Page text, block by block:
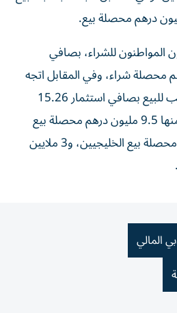
المواطنون للشراء، بصافي
مليون درهم محصلة شراء، وفي المقابل اتجه
العرب والخليجيون والاجانب للبيع بصافي استثمار 15.26
مليون درهم محصلة بيع، منها 9.5 مليون درهم محصلة بيع
العرب، و2.7 مليون درهم محصلة بيع الخليجيين، و3 ملايين
المالي